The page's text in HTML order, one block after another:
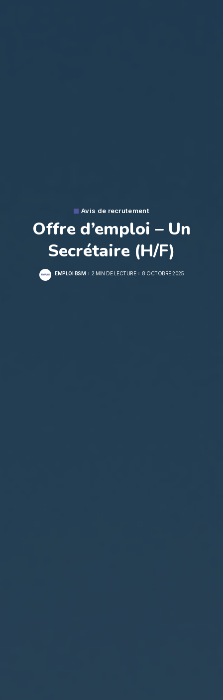
Avis de recrutement
Offre d’emploi – Un
Secrétaire (H/F)
POSTED
EMPLOI BSM 2 MIN DE LECTURE 8 OCTOBRE 2025